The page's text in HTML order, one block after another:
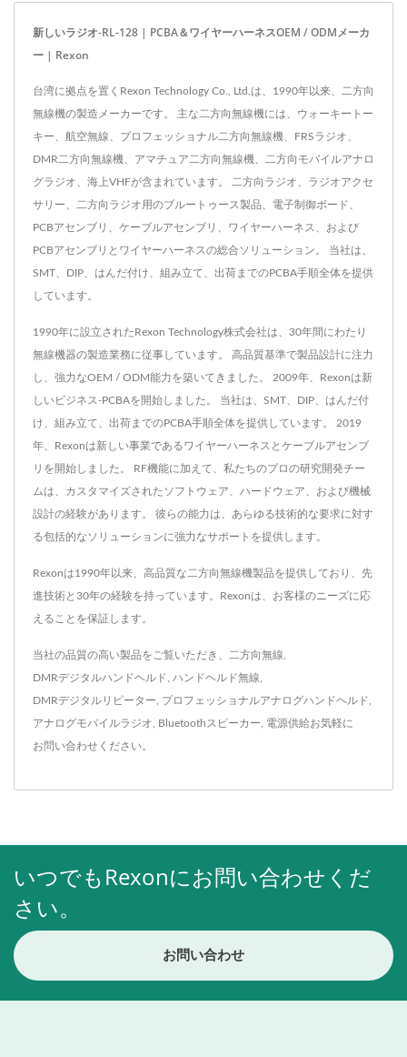
新しいラジオ-RL-128 | PCBA＆ワイヤーハーネスOEM / ODMメーカ
ー | Rexon
台湾に拠点を置くRexon Technology Co., Ltd.は、1990年以来、二方向
無線機の製造メーカーです。 主な二方向無線機には、ウォーキートー
キー、航空無線、プロフェッショナル二方向無線機、FRSラジオ、
DMR二方向無線機、アマチュア二方向無線機、二方向モバイルアナロ
グラジオ、海上VHFが含まれています。 二方向ラジオ、ラジオアクセ
サリー、二方向ラジオ用のブルートゥース製品、電子制御ボード、
PCBアセンブリ、ケーブルアセンブリ、ワイヤーハーネス、および
PCBアセンブリとワイヤーハーネスの総合ソリューション。 当社は、
SMT、DIP、はんだ付け、組み立て、出荷までのPCBA手順全体を提供
しています。
1990年に設立されたRexon Technology株式会社は、30年間にわたり
無線機器の製造業務に従事しています。 高品質基準で製品設計に注力
し、強力なOEM / ODM能力を築いてきました。 2009年、Rexonは新
しいビジネス-PCBAを開始しました。 当社は、SMT、DIP、はんだ付
け、組み立て、出荷までのPCBA手順全体を提供しています。 2019
年、Rexonは新しい事業であるワイヤーハーネスとケーブルアセンブ
リを開始しました。 RF機能に加えて、私たちのプロの研究開発チー
ムは、カスタマイズされたソフトウェア、ハードウェア、および機械
設計の経験があります。 彼らの能力は、あらゆる技術的な要求に対す
る包括的なソリューションに強力なサポートを提供します。
Rexonは1990年以来、高品質な二方向無線機製品を提供しており、先
進技術と30年の経験を持っています。Rexonは、お客様のニーズに応
えることを保証します。
当社の品質の高い製品をご覧いただき、 二方向無線
DMRデジタルハンドヘルド ハンドヘルド無線
DMRデジタルリピーター プロフェッショナルアナログハンドヘルド
アナログモバイルラジオ Bluetoothスピーカー 電源供給お気軽に
お問い合わせ ください。
いつでもRexonにお問い合わせくだ
さい。
お問い合わせ